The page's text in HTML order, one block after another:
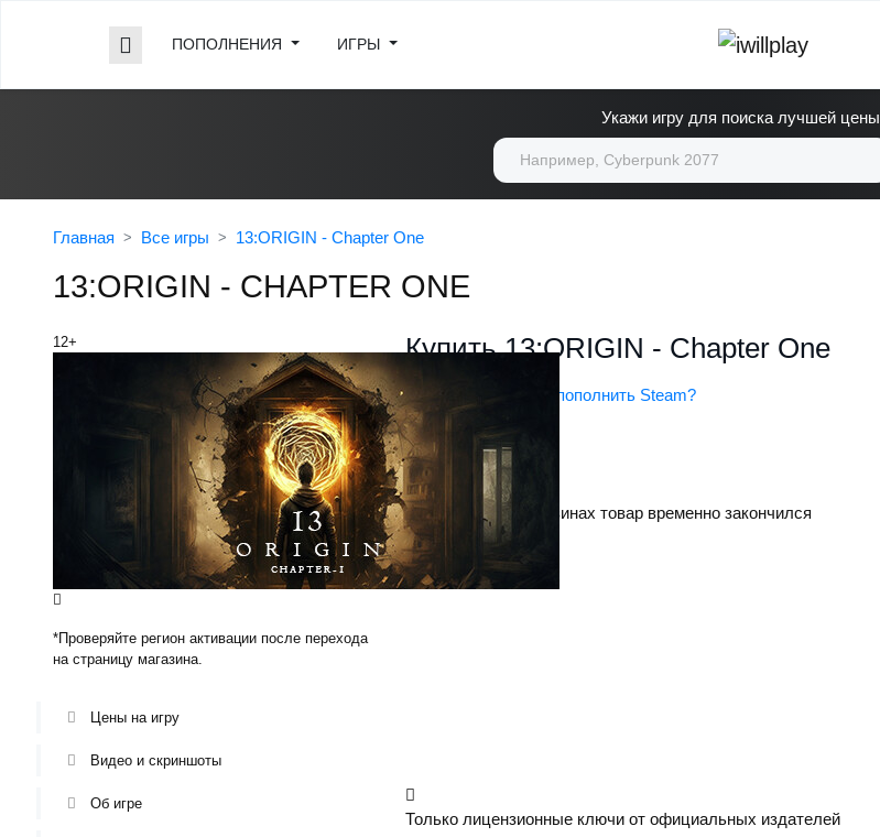
ПОПОЛНЕНИЯ ИГРЫ
Укажи игру для поиска лучшей цены
Главная Все игры 13:ORIGIN - Chapter One
13:ORIGIN - CHAPTER ONE
Купить 13:ORIGIN - Chapter One
Как пополнить Steam?
240 ₽
Купить
* В остальных магазинах товар временно закончился
Только лицензионные ключи от официальных издателей
12+
*Проверяйте регион активации после перехода
на страницу магазина.
Цены на игру
Видео и скриншоты
Об игре